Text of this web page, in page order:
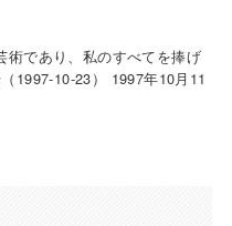
術であり、私のすべてを捧げ
1997-10-23） 1997年10月11